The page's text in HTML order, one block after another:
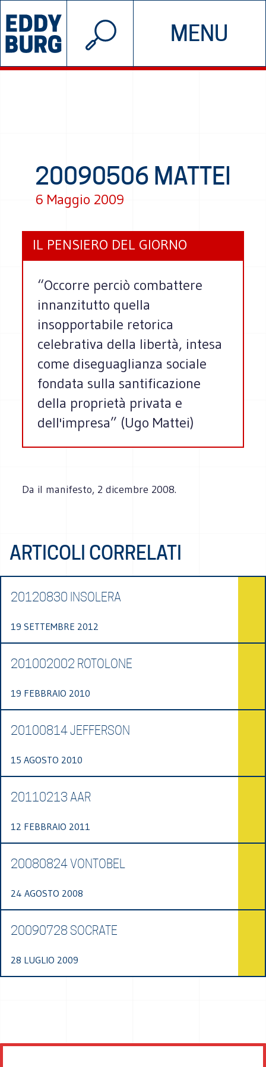
MENU
INIZIATIVE CHI SIAMO
© 2026 EDDYBURG
20090506 MATTEI
6 Maggio 2009
IL PENSIERO DEL GIORNO
“Occorre perciò combattere
innanzitutto quella
insopportabile retorica
celebrativa della libertà, intesa
come diseguaglianza sociale
fondata sulla santificazione
della proprietà privata e
dell'impresa” (Ugo Mattei)
Da il manifesto, 2 dicembre 2008.
ARTICOLI CORRELATI
20120830 INSOLERA
19 SETTEMBRE 2012
201002002 ROTOLONE
19 FEBBRAIO 2010
20100814 JEFFERSON
15 AGOSTO 2010
20110213 AAR
12 FEBBRAIO 2011
20080824 VONTOBEL
24 AGOSTO 2008
20090728 SOCRATE
28 LUGLIO 2009